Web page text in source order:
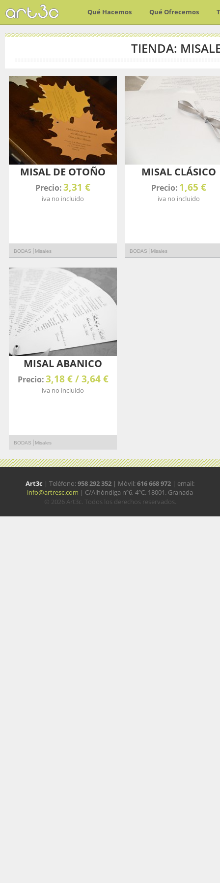
Qué Hacemos Qué Ofrecemos
TIENDA:
MISAL DE OTOÑO
Precio:3,31 €
iva no incluido
BODAS | Misales
MISAL CLÁSICO
Precio: 1,65 €
iva no incluido
BODAS | Misales
MISAL ABANICO
Precio:3,18 € / 3,64 €
iva no incluido
BODAS | Misales
Art3c | Teléfono:958 292 352 | Móvil:616 668 972 | email:
info@artresc.com | C/Alhóndiga nº6, 4ºC. 18001. Granada
© 2026 Art3c. Todos los derechos reservados.